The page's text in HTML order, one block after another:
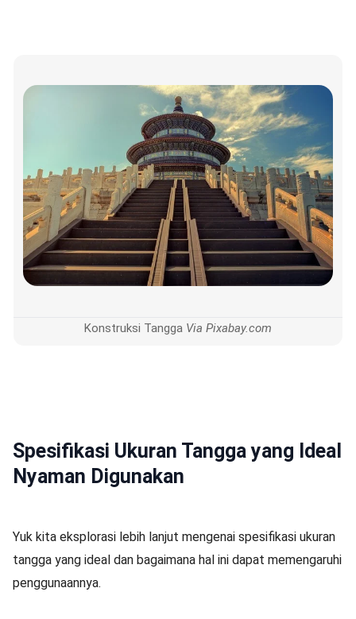
Konstruksi Tangga Via Pixabay.com
Spesifikasi Ukuran Tangga yang Ideal
Nyaman Digunakan
Yuk kita eksplorasi lebih lanjut mengenai spesifikasi ukuran
tangga yang ideal dan bagaimana hal ini dapat memengaruhi
penggunaannya.